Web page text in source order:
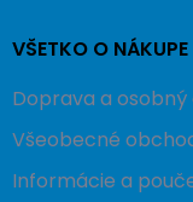
VŠETKO O NÁKUPE
Doprava a
Všeobecné
Informácie a